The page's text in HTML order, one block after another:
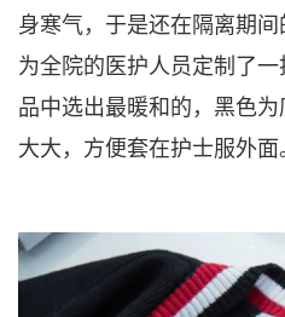
身寒气，于是还在隔离期间
为全院的医护人员定制了
品中选出最暖和的，黑色
大大，方便套在护士服外面